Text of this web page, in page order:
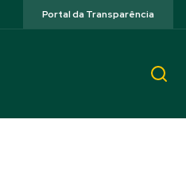
Portal da Transparência